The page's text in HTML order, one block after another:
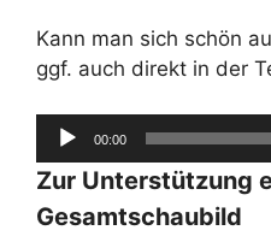
Kann man sich schön
ggf. auch direkt in der
Audio-
Player
00:00
Zur Unterstützung
Gesamtschaubild